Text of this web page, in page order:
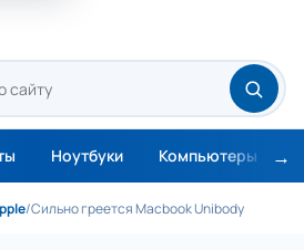
Ноутбуки Компьютеры
/Сильно греется Macbook Unibody